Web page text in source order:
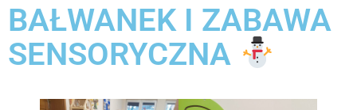
BAŁWANEK I ZABAWA
SENSORYCZNA